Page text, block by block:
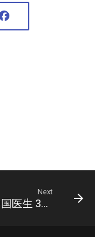
Next
至今缺少指南共识，这群中国医生 30 年摸石头过河